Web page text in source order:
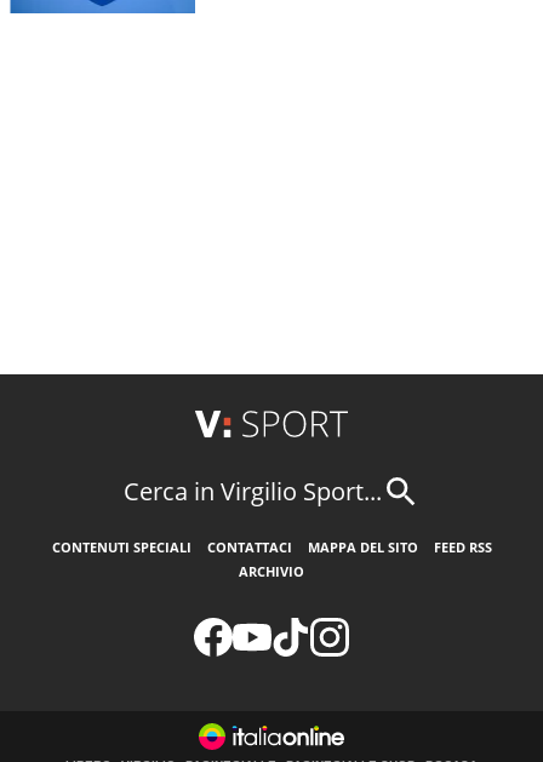
Cerca in Virgilio Sport...
CONTENUTI SPECIALI CONTATTACI MAPPA DEL SITO
FEED RSS
ARCHIVIO